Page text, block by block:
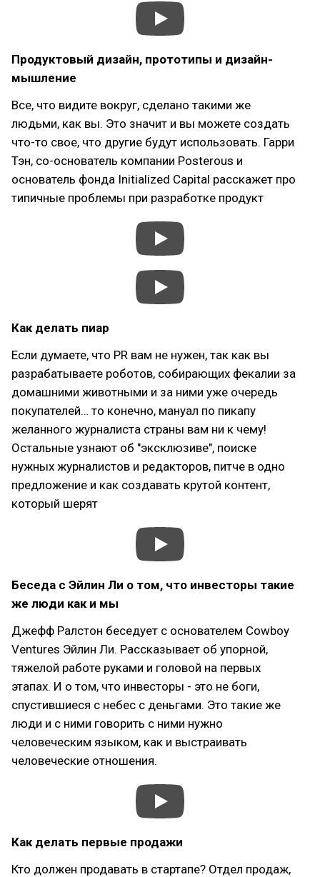
Продуктовый дизайн, прототипы и дизайн-
мышление
Все, что видите вокруг, сделано такими же
людьми, как вы. Это значит и вы можете создать
что-то свое, что другие будут использовать. Гарри
Тэн, со-основатель компании Posterous и
основатель фонда Initialized Capital расскажет про
типичные проблемы при разработке продукт
Как делать пиар
Если думаете, что PR вам не нужен, так как вы
разрабатываете роботов, собирающих фекалии за
домашними животными и за ними уже очередь
покупателей… то конечно, мануал по пикапу
желанного журналиста страны вам ни к чему!
Остальные узнают об "эксклюзиве", поиске
нужных журналистов и редакторов, питче в одно
предложение и как создавать крутой контент,
который шерят
Беседа с Эйлин Ли о том, что инвесторы такие
же люди как и мы
Джефф Ралстон беседует с основателем Cowboy
Ventures Эйлин Ли. Рассказывает об упорной,
тяжелой работе руками и головой на первых
этапах. И о том, что инвесторы - это не боги,
спустившиеся с небес с деньгами. Это такие же
люди и с ними говорить с ними нужно
человеческим языком, как и выстраивать
человеческие отношения.
Как делать первые продажи
Кто должен продавать в стартапе? Отдел продаж,